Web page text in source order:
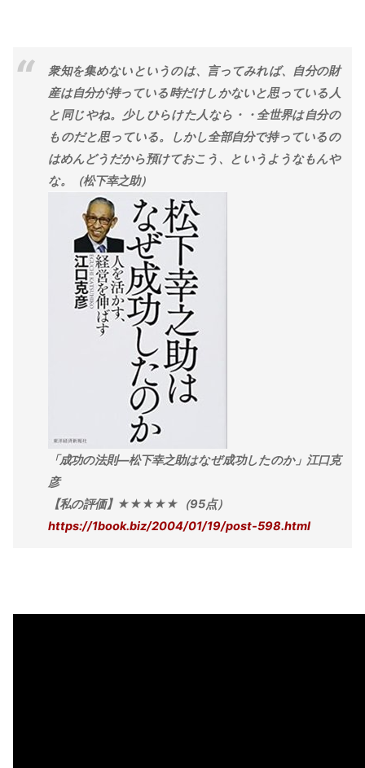
衆知を集めないというのは、言ってみれば、自分の財
産は自分が持っている時だけしかないと思っている人
と同じやね。少しひらけた人なら・・全世界は自分の
ものだと思っている。しかし全部自分で持っているの
はめんどうだから預けておこう、というようなもんや
な。（松下幸之助）
「成功の法則―松下幸之助はなぜ成功したのか」江口克
彦
【私の評価】★★★★★（95点）
https://1book.biz/2004/01/19/post-598.html